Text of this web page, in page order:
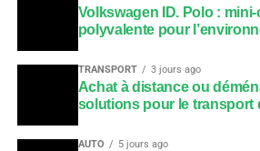
Volkswagen ID. Polo :
polyvalente pour
TRANSPORT 3 jours ago
Achat à distance ou
solutions pour le transport
AUTO 5 jours ago